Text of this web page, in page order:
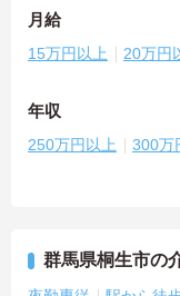
月給
15万円以上 20万円
年収
250万円以上 300万
群馬県桐生市の